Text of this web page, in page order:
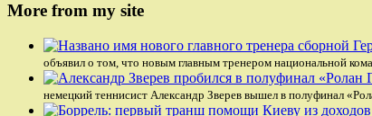
More from my site
объявил о том, что новым главным тренером национальной
немецкий теннисист Александр Зверев вышел в полуфинал